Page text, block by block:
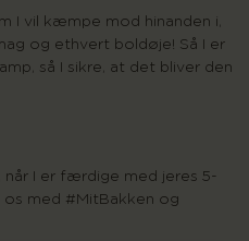
I vil kæmpe mod hinanden i,
og ethvert boldøje! Så I er
så I sikre, at det bliver den
I er færdige med jeres 5-
os med #MitBakken og